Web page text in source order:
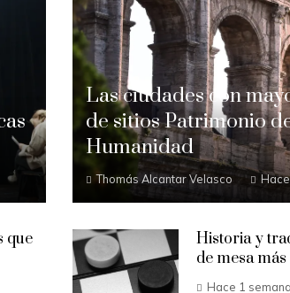
Las ciudades con
de sitios Patrimonio
Humanidad
Thomás Alcantar Velasco
que
Historia y
de mesa
Hace 1 semana